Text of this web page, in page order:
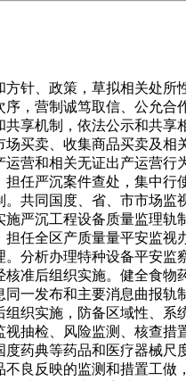
、政策，草拟相关处所
，营制诚笃取信、公允
享机制，依法公示和共
买卖、收集商品买卖及相
营和相关无证出产运营
任严沉案件查处，集中
共同国度、省、市市场
严沉工程设备质量监理
任全区产质量量平安监
分析办理特种设备平安
准后组织实施。健全食
一发布和主要消息曲报
织实施，防备区域性、
抽检、风险监测、核查
药典等药品和医疗器械
良反映的监测和措置工